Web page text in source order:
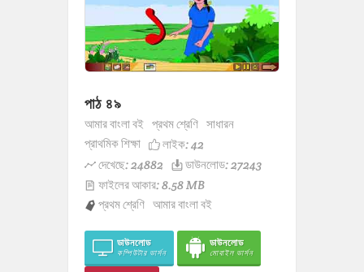
পাঠ ৪৯
আমার বাংলা বই প্রথম শ্রেণি সাধারন
প্রাথমিক শিক্ষা
লাইক:42
দেখেছে: 24882
ডাউনলোড: 27243
ফাইলের আকার: 8.58 MB
প্রথম শ্রেণি আমার বাংলা বই
ডাউনলোড
কম্পিউটার ভার্সন
ডাউনলোড
মোবাইল ভার্সন